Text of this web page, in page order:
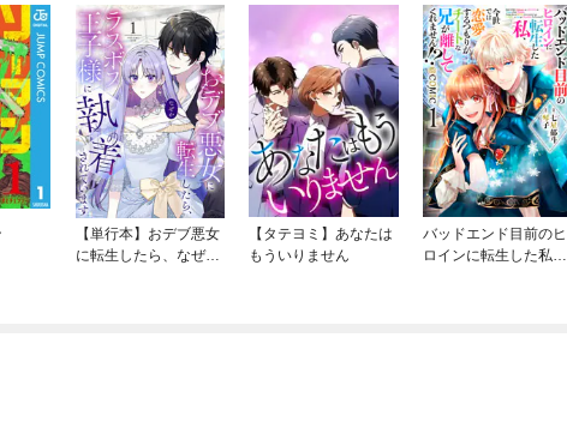
【単行本】おデブ悪女
に転生したら、なぜか
【タテヨミ】あなたは
もういりません
バッドエンド目前のヒ
ロインに転生した私、